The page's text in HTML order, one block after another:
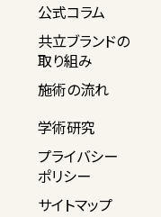
公式コラム
共立ブランドの
取り組み
施術の流れ
学術研究
プライバシー
ポリシー
サイトマップ